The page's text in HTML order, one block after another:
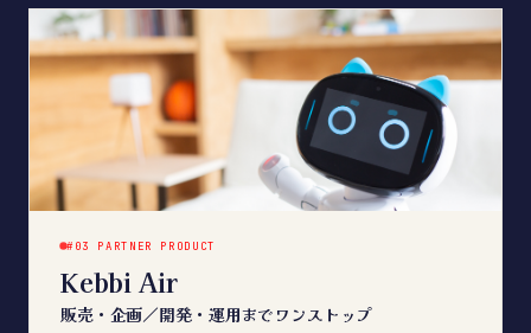
#03 PARTNER PRODUCT
Kebbi Air
販売・企画／開発・運用までワンストップ